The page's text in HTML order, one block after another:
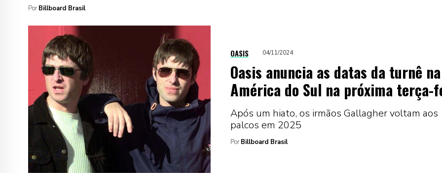
Por Billboard Brasil
OASIS 04/11/2024
Oasis anuncia as datas da turnê na
América do Sul na próxima terça-
Após um hiato, os irmãos Gallagher voltam aos
palcos em 2025
Por Billboard Brasil